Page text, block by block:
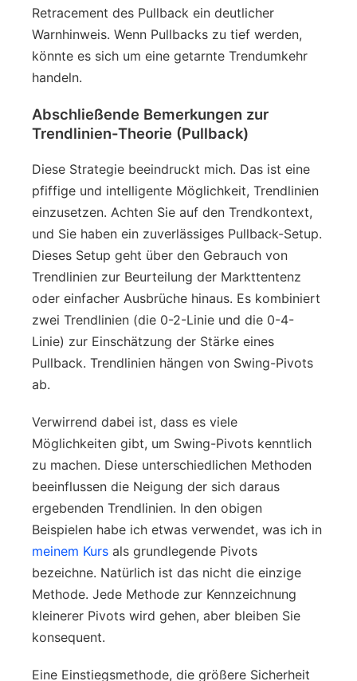
Retracement des Pullback ein deutlicher
Warnhinweis. Wenn Pullbacks zu tief werden,
könnte es sich um eine getarnte Trendumkehr
handeln.
Abschließende Bemerkungen zur
Trendlinien-Theorie (Pullback)
Diese Strategie beeindruckt mich. Das ist eine
pfiffige und intelligente Möglichkeit, Trendlinien
einzusetzen. Achten Sie auf den Trendkontext,
und Sie haben ein zuverlässiges Pullback-Setup.
Dieses Setup geht über den Gebrauch von
Trendlinien zur Beurteilung der Markttentenz
oder einfacher Ausbrüche hinaus. Es kombiniert
zwei Trendlinien (die 0-2-Linie und die 0-4-
Linie) zur Einschätzung der Stärke eines
Pullback. Trendlinien hängen von Swing-Pivots
ab.
Verwirrend dabei ist, dass es viele
Möglichkeiten gibt, um Swing-Pivots kenntlich
zu machen. Diese unterschiedlichen Methoden
beeinflussen die Neigung der sich daraus
ergebenden Trendlinien. In den obigen
Beispielen habe ich etwas verwendet, was ich in
meinem Kurs als grundlegende Pivots
bezeichne. Natürlich ist das nicht die einzige
Methode. Jede Methode zur Kennzeichnung
kleinerer Pivots wird gehen, aber bleiben Sie
konsequent.
Eine Einstiegsmethode, die größere Sicherheit